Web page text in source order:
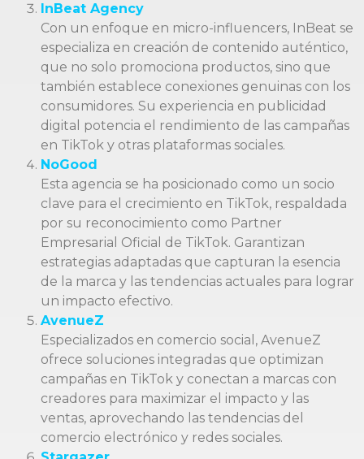
InBeat Agency
Con un enfoque en micro-influencers, InBeat se
especializa en creación de contenido auténtico,
que no solo promociona productos, sino que
también establece conexiones genuinas con los
consumidores. Su experiencia en publicidad
digital potencia el rendimiento de las campañas
en TikTok y otras plataformas sociales.
NoGood
Esta agencia se ha posicionado como un socio
clave para el crecimiento en TikTok, respaldada
por su reconocimiento como Partner
Empresarial Oficial de TikTok. Garantizan
estrategias adaptadas que capturan la esencia
de la marca y las tendencias actuales para lograr
un impacto efectivo.
AvenueZ
Especializados en comercio social, AvenueZ
ofrece soluciones integradas que optimizan
campañas en TikTok y conectan a marcas con
creadores para maximizar el impacto y las
ventas, aprovechando las tendencias del
comercio electrónico y redes sociales.